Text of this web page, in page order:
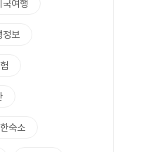
국여행
정보
숙소